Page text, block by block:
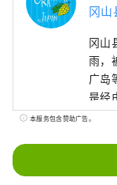
冈山
冈山
雨，
广岛
是经由
“水
最
锋葡萄
本服务包含赞助广告。